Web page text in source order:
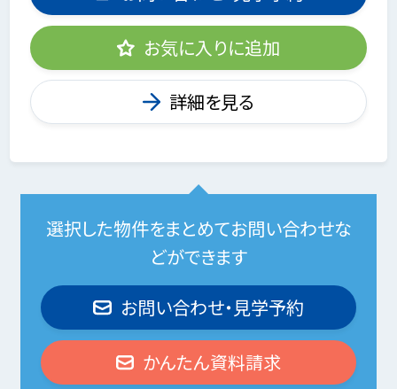
お気に入りに追加
詳細を見る
選択した物件をまとめてお問い合わせな
どができます
お問い合わせ・見学予約
かんたん資料請求